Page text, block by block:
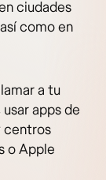
ciudades
como en
a tu
apps de
centros
o Apple